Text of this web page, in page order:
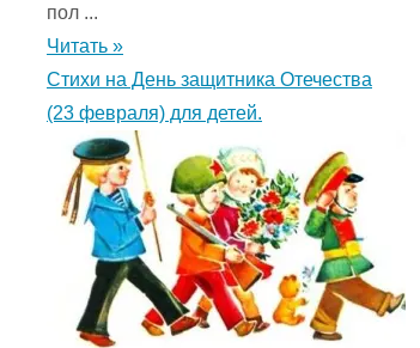
пол ...
Читать »
Стихи на День защитника Отечества
(23 февраля) для детей.